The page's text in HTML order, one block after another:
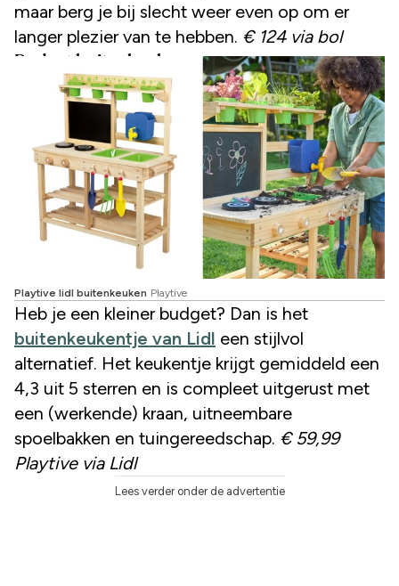
maar berg je bij slecht weer even op om er
langer plezier van te hebben. € 124 via bol
Budget buitenkeuken
Playtive lidl buitenkeuken Playtive
Heb je een kleiner budget? Dan is het
buitenkeukentje van Lidl een stijlvol
alternatief. Het keukentje krijgt gemiddeld een
4,3 uit 5 sterren en is compleet uitgerust met
een (werkende) kraan, uitneembare
spoelbakken en tuingereedschap. € 59,99
Playtive via Lidl
Lees verder onder de advertentie